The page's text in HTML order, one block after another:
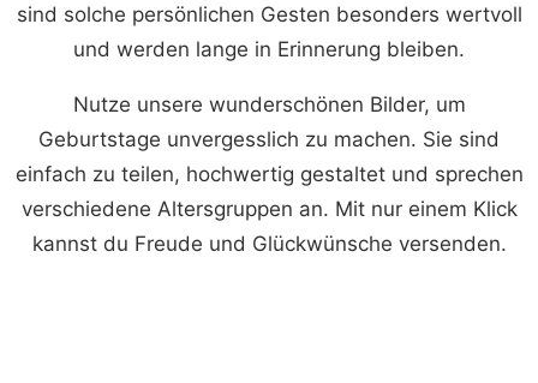
sind solche persönlichen Gesten besonders wertvoll
und werden lange in Erinnerung bleiben.
Nutze unsere wunderschönen Bilder, um
Geburtstage unvergesslich zu machen. Sie sind
einfach zu teilen, hochwertig gestaltet und sprechen
verschiedene Altersgruppen an. Mit nur einem Klick
kannst du Freude und Glückwünsche versenden.